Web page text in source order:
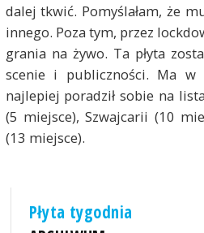
dalej tkwić. Pomyślałam, że
innego. Poza tym, przez
grania na żywo. Ta płyta
scenie i publiczności. Ma w
najlepiej poradził sobie na
(5 miejsce), Szwajcarii (10
(13 miejsce).
Płyta tygodnia